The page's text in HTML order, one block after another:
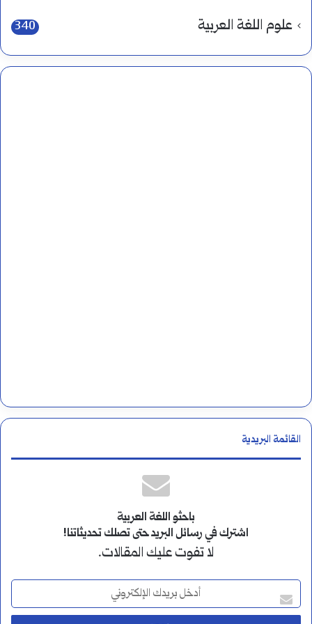
علوم اللغة العربية 340
القائمة البريدية
باحثو اللغة العربية
اشترك في رسائل البريد حتى تصلك تحديثاتنا!
لا تفوت عليك المقالات.